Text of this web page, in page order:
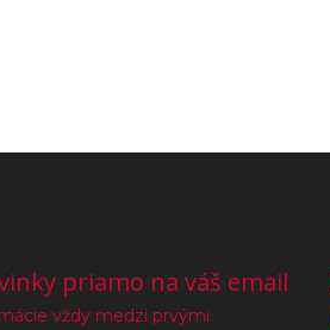
priamo na váš email
vždy medzi prvými